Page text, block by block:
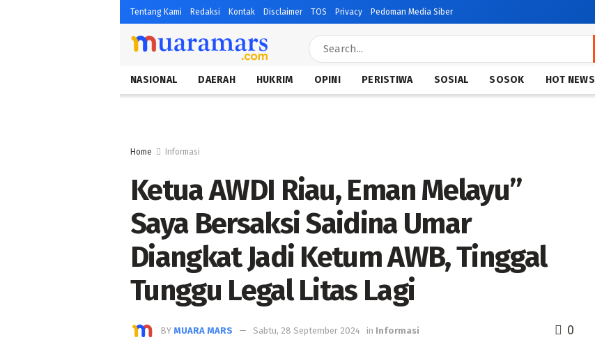
Tentang Kami Redaksi Kontak Disclaimer TOS Privacy Pedoman Media Siber
NASIONAL DAERAH HUKRIM OPINI PERISTIWA SOSIAL SOSOK HOT NEWS
Home Informasi
Ketua AWDI Riau, Eman Melayu”
Saya Bersaksi Saidina Umar
Diangkat Jadi Ketum AWB, Tinggal
Tunggu Legal Litas Lagi
BY MUARA MARS Sabtu, 28 September 2024 in Informasi 0